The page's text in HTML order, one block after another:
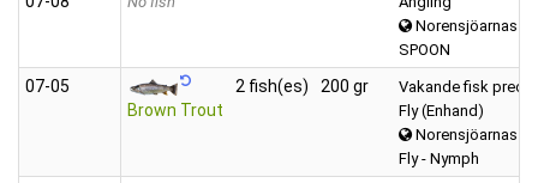
Norensjöarnas
SPOON
07‑05
Brown Trout
2 fish(es) 200 gr
Vakande fisk
Fly (Enhand)
Norensjöarnas
Fly - Nymph